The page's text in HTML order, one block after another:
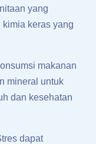
yang
keras yang
makanan
mineral untuk
dan kesehatan
dapat